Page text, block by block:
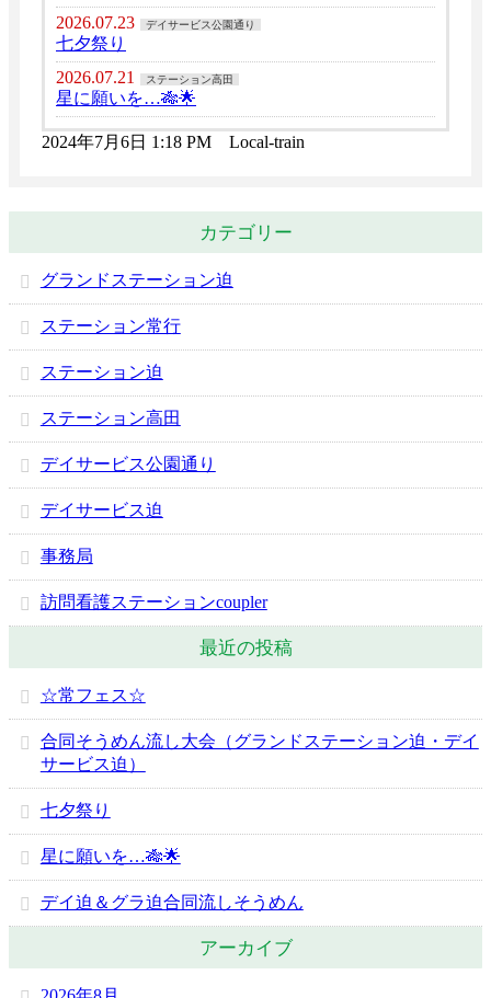
2026.07.23
デイサービス公園通り
七夕祭り
2026.07.21
ステーション高田
星に願いを…🎋🌟
2024年7月6日 1:18 PM Local-train
カテゴリー
グランドステーション迫
ステーション常行
ステーション迫
ステーション高田
デイサービス公園通り
デイサービス迫
事務局
訪問看護ステーションcoupler
最近の投稿
☆常フェス☆
合同そうめん流し大会（グランドステーション迫・デイ
サービス迫）
七夕祭り
星に願いを…🎋🌟
デイ迫＆グラ迫合同流しそうめん
アーカイブ